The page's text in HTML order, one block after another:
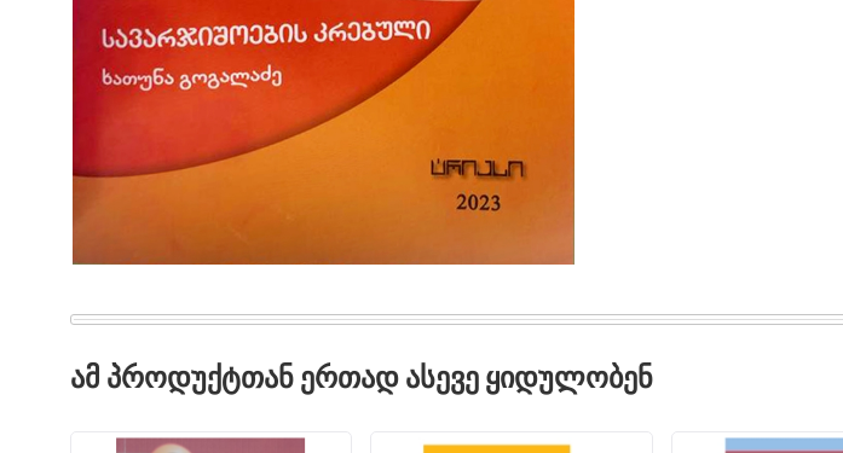
ᲐᲛ ᲞᲠᲝᲓᲣᲥᲢᲗᲐᲜ ᲔᲠᲗᲐᲓ ᲐᲡᲔᲕᲔ ᲧᲘᲓᲣᲚᲝᲑᲔᲜ